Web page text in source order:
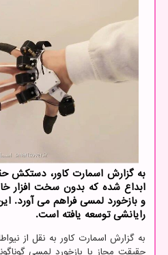
ابداع شده که بدون سخت
و بازخورد لمسی فراهم می آورد.
رایانشی توسعه یافته است.
به گزارش اسمارت کاور به نقل از
حقیقت مجاز با بازخورد لمسی